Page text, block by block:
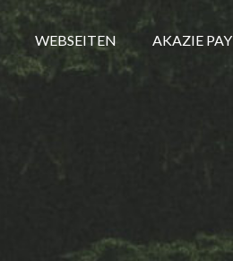
AKAZIE PAY
WEBSEITEN